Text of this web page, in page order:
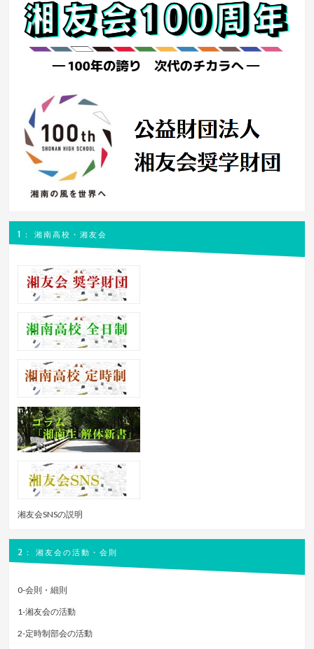
1： 湘南高校・湘友会
湘友会SNSの説明
2： 湘友会の活動・会則
0-会則・細則
1-湘友会の活動
2-定時制部会の活動